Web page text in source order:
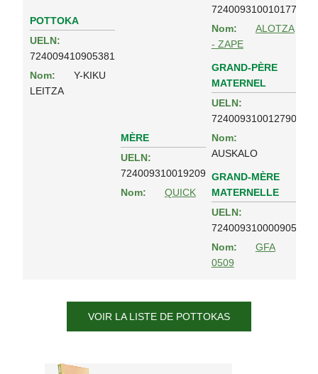
POTTOKA
UELN:
724009410905381
Nom:
Y-KIKU
LEITZA
724009310010177
Nom:
ALOTZA
- ZAPE
MÈRE
UELN:
724009310019209
Nom:
QUICK
GRAND-PÈRE
MATERNEL
UELN:
724009310012790
Nom:
AUSKALO
GRAND-MÈRE
MATERNELLE
UELN:
724009310000905
Nom:
GFA
0509
VOIR LA LISTE DE POTTOKAS